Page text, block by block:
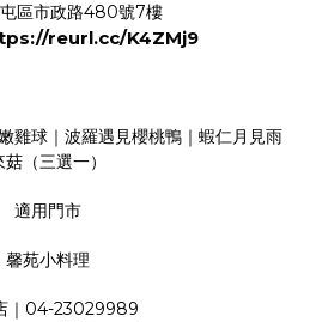
區市政路480號7樓
reurl.cc/K4ZMj9
雞球｜波羅遇見櫻桃鴨｜蝦仁月見雨
菇（三選一）
適用門市
馨苑小料理
｜04-23029989